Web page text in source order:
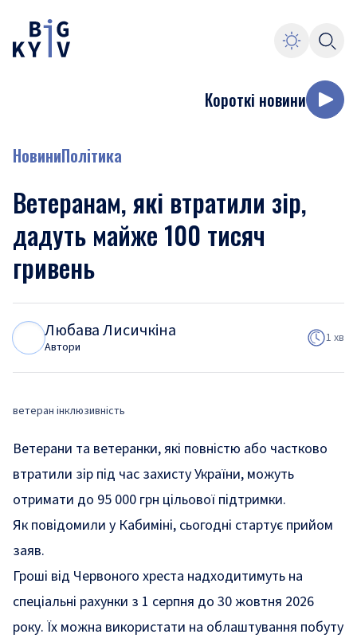
Короткі новини
НовиниПолітика
Ветеранам, які втратили зір,
дадуть майже 100 тисяч
гривень
Любава Лисичкіна
Автори
1 хв
ветеран інклюзивність
Ветерани та ветеранки, які повністю або частково
втратили зір під час захисту України, можуть
отримати до 95 000 грн цільової підтримки.
Як повідомили у Кабиміні, сьогодні стартує прийом
заяв.
Гроші від Червоного хреста надходитимуть на
спеціальні рахунки з 1 серпня до 30 жовтня 2026
року. Їх можна використати на облаштування побуту